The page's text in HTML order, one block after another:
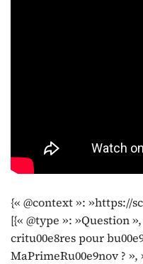
{« @context »: »https://
[{« @type »: »Question
critu00e8res pour
MaPrimeRu00e9nov ?